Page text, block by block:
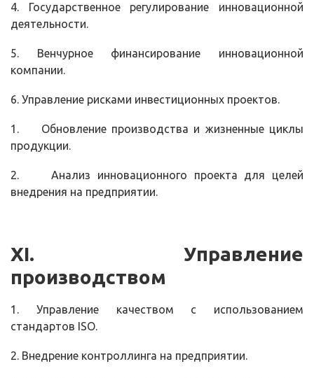
4. Государственное регулирование инновационной
деятельности.
5. Венчурное финансирование инновационной
компании.
6. Управление рисками инвестиционных проектов.
1.
Обновление производства и жизненные циклы
продукции.
2.
Анализ инновационного проекта для целей
внедрения на предприятии.
ХI. Управление
производством
1. Управление качеством с использованием
стандартов ISO.
2. Внедрение контроллинга на предприятии.